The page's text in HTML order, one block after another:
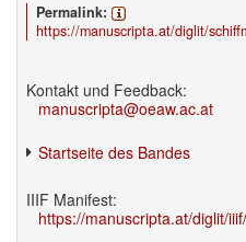
Permalink:
https://manuscripta.at/diglit/
Kontakt und Feedback:
manuscripta@oeaw.ac.at
Startseite des Bandes
IIIF Manifest:
https://manuscripta.at/diglit/